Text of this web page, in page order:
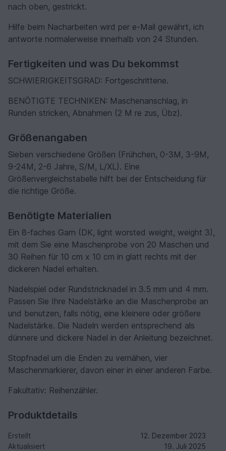
nach oben, gestrickt.
Hilfe beim Nacharbeiten wird per e-Mail gewährt, ich
antworte normalerweise innerhalb von 24 Stunden.
Fertigkeiten und was Du bekommst
SCHWIERIGKEITSGRAD: Fortgeschrittene.
BENÖTIGTE TECHNIKEN: Maschenanschlag, in
Runden stricken, Abnahmen (2 M re zus, Übz).
Größenangaben
Sieben verschiedene Größen (Frühchen, 0-3M, 3-9M,
9-24M, 2-6 Jahre, S/M, L/XL). Eine
Größenvergleichstabelle hilft bei der Entscheidung für
die richtige Größe.
Benötigte Materialien
Ein 8-faches Garn (DK, light worsted weight, weight 3),
mit dem Sie eine Maschenprobe von 20 Maschen und
30 Reihen für 10 cm x 10 cm in glatt rechts mit der
dickeren Nadel erhalten.
Nadelspiel oder Rundstricknadel in 3.5 mm und 4 mm.
Passen Sie Ihre Nadelstärke an die Maschenprobe an
und benutzen, falls nötig, eine kleinere oder größere
Nadelstärke. Die Nadeln werden entsprechend als
dünnere und dickere Nadel in der Anleitung bezeichnet.
Stopfnadel um die Enden zu vernähen, vier
Maschenmarkierer, davon einer in einer anderen Farbe.
Fakultativ: Reihenzähler.
Produktdetails
Erstellt
12. Dezember 2023
Aktualisiert
19. Juli 2025